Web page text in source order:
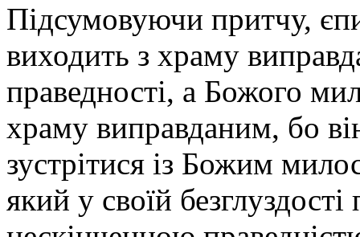
Підсумовуючи притчу,
виходить з храму
праведності, а Божого
храму виправданим, бо
зустрітися із Божим
який у своїй